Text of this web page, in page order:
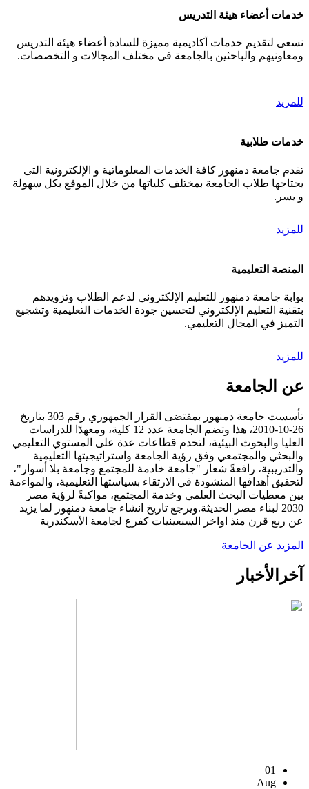
خدمات أعضاء هيئة التدريس
نسعى لتقديم خدمات أكاديمية مميزة للسادة أعضاء هيئة التدريس
ومعاونيهم والباحثين بالجامعة فى مختلف المجالات و التخصصات.
للمزيد
خدمات طلابية
تقدم جامعة دمنهور كافة الخدمات المعلوماتية و الإلكترونية التى
يحتاجها طلاب الجامعة بمختلف كلياتها من خلال الموقع بكل سهولة
و يسر.
للمزيد
المنصة التعليمية
بوابة جامعة دمنهور للتعليم الإلكتروني لدعم الطلاب وتزويدهم
بتقنية التعليم الإلكتروني لتحسين جودة الخدمات التعليمية وتشجيع
التميز في المجال التعليمي.
للمزيد
عن الجامعة
تأسست جامعة دمنهور بمقتضى القرار الجمهوري رقم 303 بتاريخ
26-10-2010، هذا وتضم الجامعة عدد 12 كلية، ومعهدًا للدراسات
العليا والبحوث البيئية، لتخدم قطاعات عدة على المستوي التعليمي
والبحثي والمجتمعي وفق رؤية الجامعة واستراتيجيتها التعليمية
والتدريبية، رافعةً شعار "جامعة خادمة للمجتمع وجامعة بلا أسوار"،
لتحقيق أهدافها المنشودة في الارتقاء بسياستها التعليمية، والمواءمة
بين معطيات البحث العلمي وخدمة المجتمع، مواكبةً لرؤية مصر
2030 لبناء مصر الحديثة.ويرجع تاريخ انشاء جامعة دمنهور لما يزيد
عن ربع قرن منذ اواخر السبعينيات كفرع لجامعة الأسكندرية
المزيد عن الجامعة
آخر الأخبار
01
Aug